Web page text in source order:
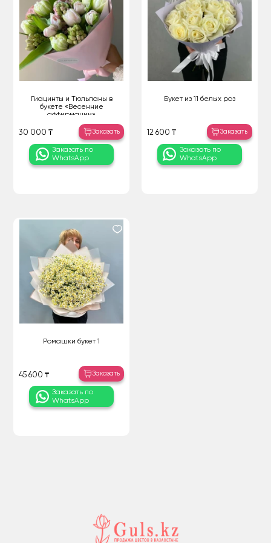
Гиацинты и Тюльпаны в
букете «Весенние
аффирмации»
30 000 ₸ Заказать
Заказать по
WhatsApp
Букет из 11 белых роз
12 600 ₸ Заказать
Заказать по
WhatsApp
Ромашки букет 1
45 600 ₸ Заказать
Заказать по
WhatsApp